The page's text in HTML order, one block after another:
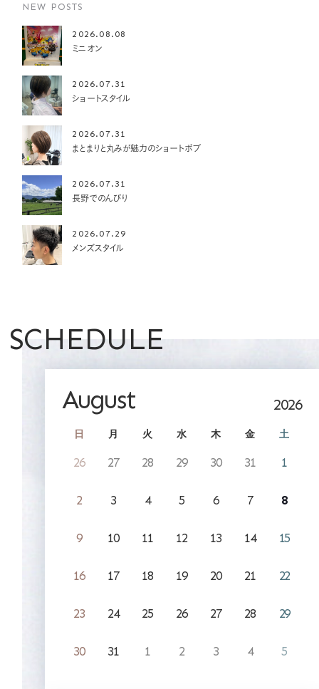
NEW POSTS
2026.08.08
ミニオン
2026.07.31
ショートスタイル
2026.07.31
まとまりと丸みが魅力のショートボブ
2026.07.31
長野でのんびり
2026.07.29
メンズスタイル
SCHEDULE
August 2026
日 月 火 水 木 金 土
26 27 28 29 30 31 1
2 3 4 5 6 7 8
9 10 11 12 13 14 15
16 17 18 19 20 21 22
23 24 25 26 27 28 29
30 31 1 2 3 4 5